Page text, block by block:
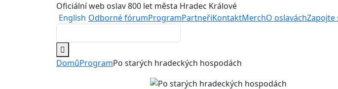
Oficiální web oslav 800 let města Hradec Králové
English Odborné fórumProgramPartneřiKontaktMerchO oslaváchZapojte
DomůProgramPo starých hradeckých hospodách